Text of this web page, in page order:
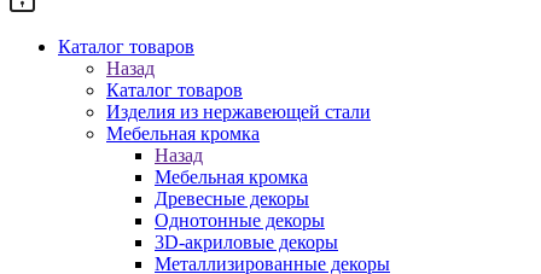
Каталог товаров
Назад
Каталог товаров
Изделия из нержавеющей стали
Мебельная кромка
Назад
Мебельная кромка
Древесные декоры
Однотонные декоры
3D-акриловые декоры
Металлизированные декоры